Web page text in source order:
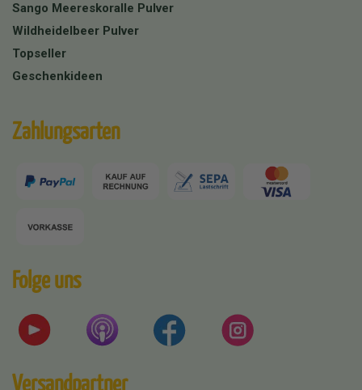
Sango Meereskoralle Pulver
Wildheidelbeer Pulver
Topseller
Geschenkideen
Zahlungsarten
Folge uns
Versandpartner